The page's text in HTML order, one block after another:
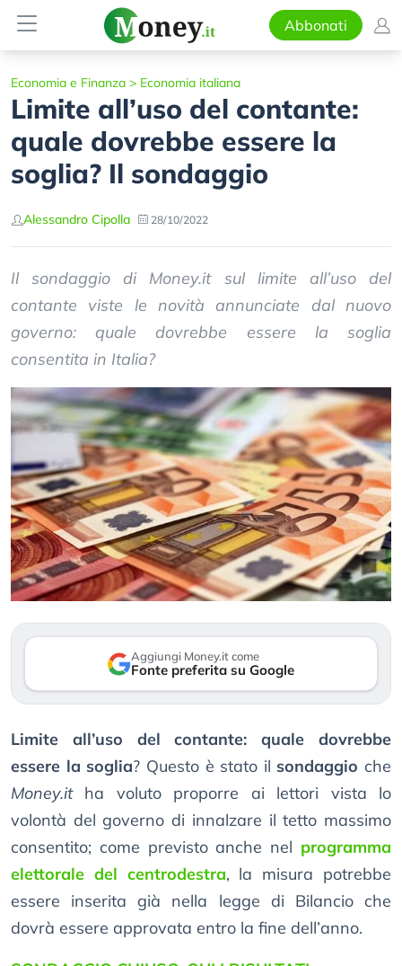
Abbonati
Economia e Finanza > Economia italiana
Limite all’uso del contante:
quale dovrebbe essere la
soglia? Il sondaggio
Alessandro Cipolla 28/10/2022
Il sondaggio di Money.it sul limite all’uso del
contante viste le novità annunciate dal nuovo
governo: quale dovrebbe essere la soglia
consentita in Italia?
Aggiungi Money.it come
Fonte preferita su Google
Limite all’uso del contante: quale dovrebbe
essere la soglia? Questo è stato il sondaggio che
Money.itha voluto proporre ai lettori vista lo
volontà del governo di innalzare il tetto massimo
consentito; come previsto anche nel programma
elettorale del centrodestra, la misura potrebbe
essere inserita già nella legge di Bilancio che
dovrà essere approvata entro la fine dell’anno.